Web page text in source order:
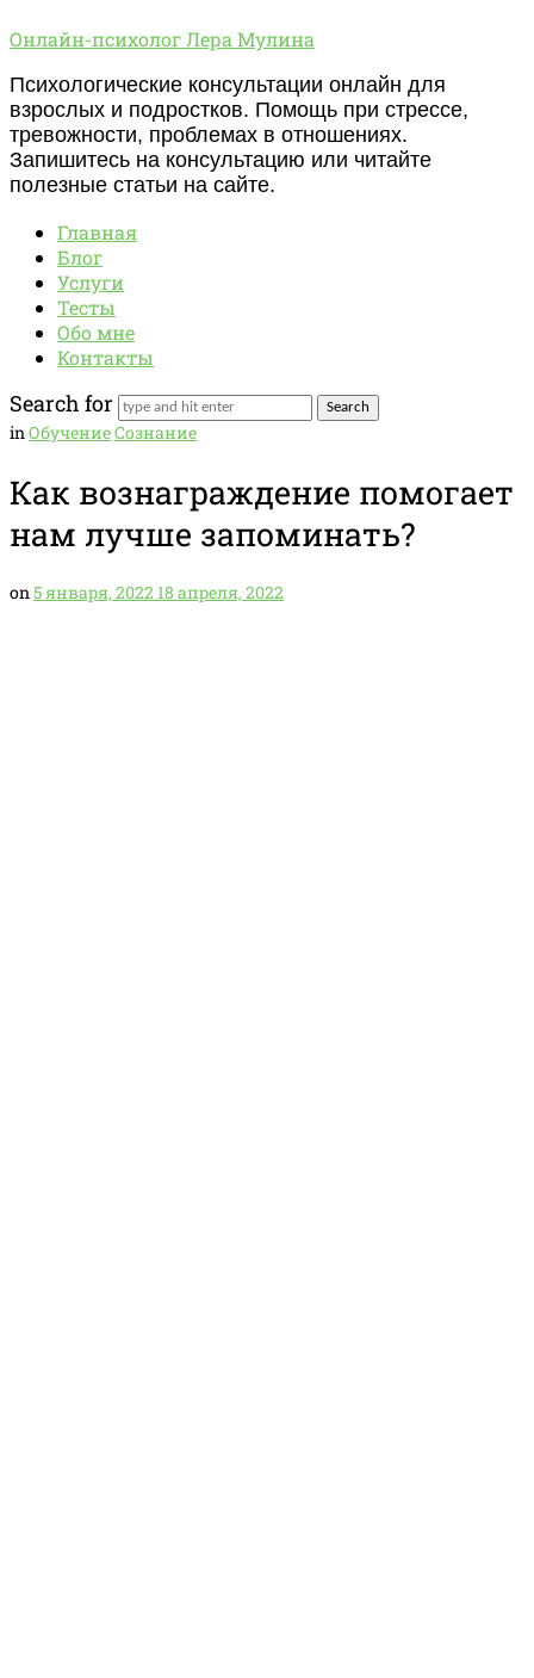
Онлайн-
Лера
Мулина
Онлайн-психолог Лера Мулина
Психологические консультации онлайн для
взрослых и подростков. Помощь при стрессе,
тревожности, проблемах в отношениях.
Запишитесь на консультацию или читайте
полезные статьи на сайте.
Главная
Блог
Услуги
Тесты
Обо мне
Контакты
Search for
inОбучениеСознание
Как вознаграждение помогает
нам лучше запоминать?
on5 января, 2022 18 апреля, 2022